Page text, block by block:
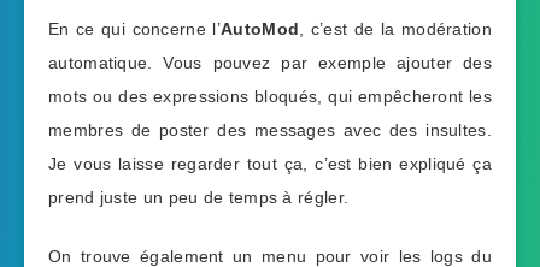
En ce qui concerne l’AutoMod , c’est de la modération
automatique. Vous pouvez par exemple ajouter des
mots ou des expressions bloqués, qui empêcheront les
membres de poster des messages avec des insultes.
Je vous laisse regarder tout ça, c’est bien expliqué ça
prend juste un peu de temps à régler.
On trouve également un menu pour voir les logs du